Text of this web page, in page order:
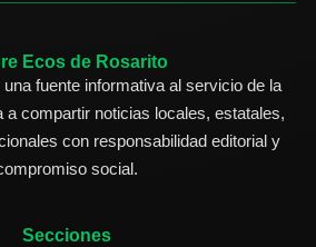
Ecos de Rosarito
fuente informativa al servicio de la
a compartir noticias locales, estatales,
con responsabilidad editorial y
social.
Secciones